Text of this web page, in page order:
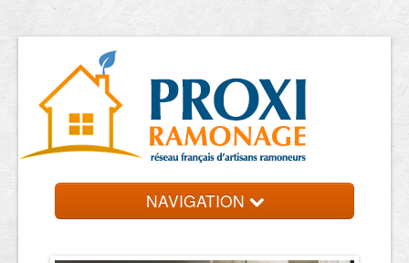
NAVIGATION